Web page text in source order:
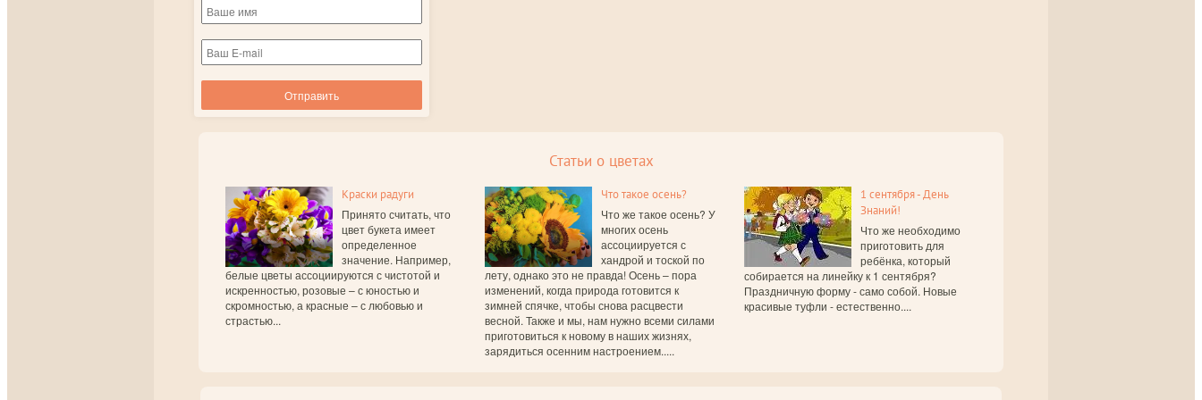
Статьи о цветах
Краски радуги
Принято считать, что
цвет букета имеет
определенное
значение. Например,
белые цветы ассоциируются с чистотой и
искренностью, розовые – с юностью и
скромностью, а красные – с любовью и
страстью...
Что такое осень?
Что же такое осень? У
многих осень
ассоциируется с
хандрой и тоской по
лету, однако это не правда! Осень – пора
изменений, когда природа готовится к
зимней спячке, чтобы снова расцвести
весной. Также и мы, нам нужно всеми силами
приготовиться к новому в наших жизнях,
зарядиться осенним настроением.....
1 сентября - День
Знаний!
Что же необходимо
приготовить для
ребёнка, который
собирается на линейку к 1 сентября?
Праздничную форму - само собой. Новые
красивые туфли - естественно....